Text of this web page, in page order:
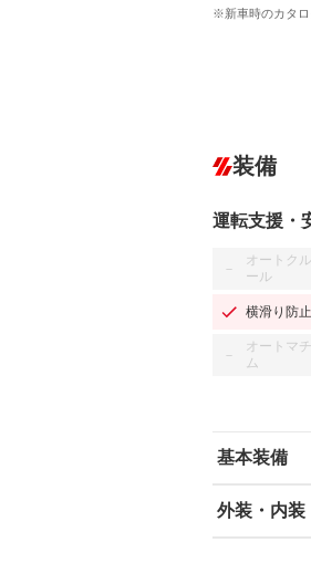
※新車時のカタロ
装備
運転支援・
－
オートク
ール
横滑り防
－
オートマ
ム
基本装備
エアバッ
外装・内装